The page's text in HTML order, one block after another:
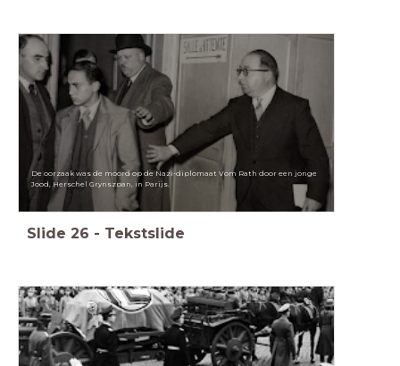
De oorzaak was de moord op de Nazi-diplomaat Vom Rath door een jonge
Jood, Herschel Grynszpan, in Parijs.
Slide 26 - Tekstslide